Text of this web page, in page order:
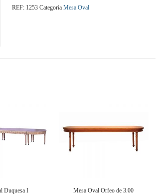
REF: 1253 Categoria Mesa Oval
Duquesa I Mesa Oval Orfeo de 3.00